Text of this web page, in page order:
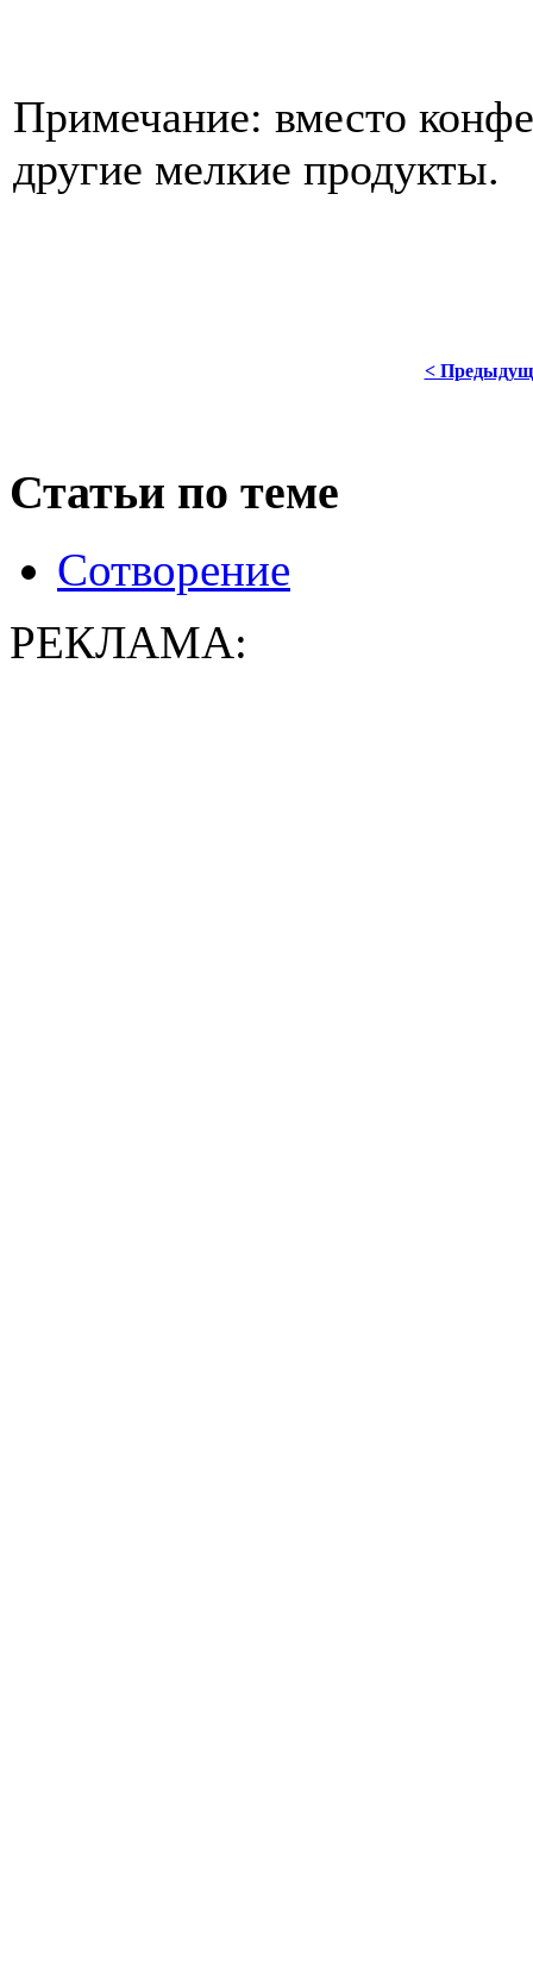
Примечание: вместо
другие мелкие продукты.
<
Статьи по теме
Сотворение
РЕКЛАМА: